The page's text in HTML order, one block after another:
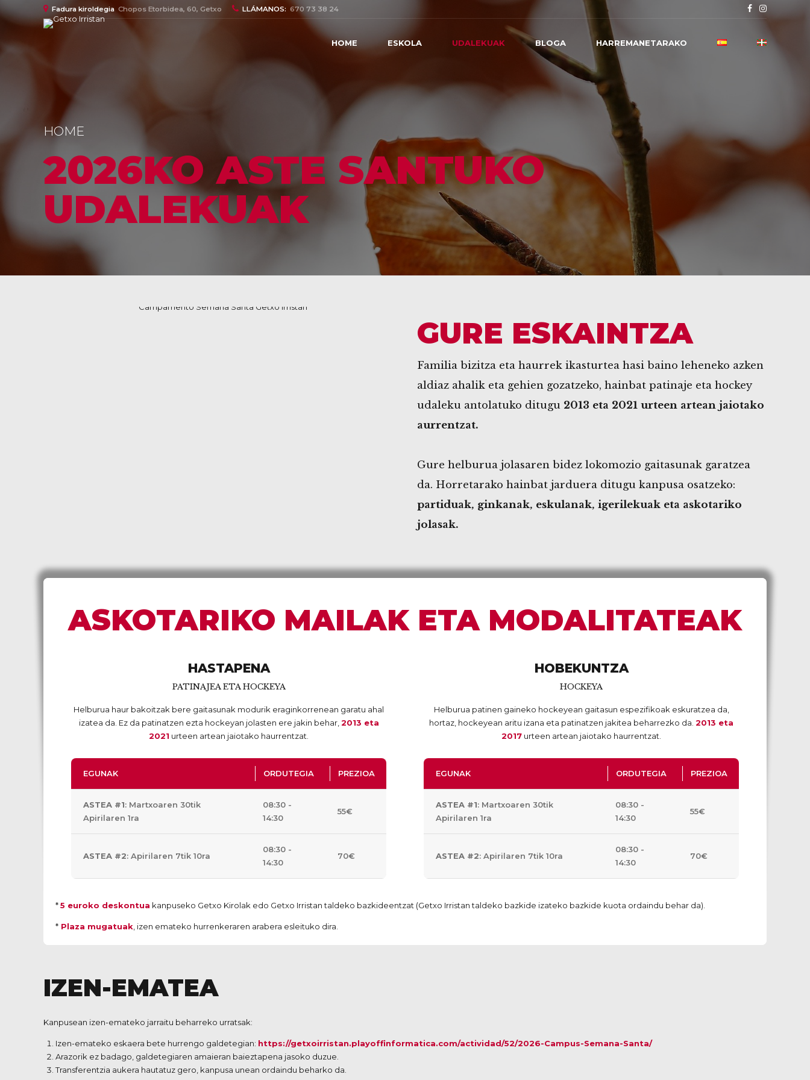
Fadura kiroldegia Chopos Etorbidea, 60, Getxo LLÁMANOS: 670 73 38 24
HOME ESKOLA UDALEKUAK BLOGA HARREMANETARAKO
HOME
2026KO ASTE SANTUKO
UDALEKUAK
GURE ESKAINTZA
Familia bizitza eta haurrek ikasturtea hasi baino leheneko azken
aldiaz ahalik eta gehien gozatzeko, hainbat patinaje eta hockey
udaleku antolatuko ditugu 2013 eta 2021 urteen artean jaiotako
aurrentzat.
Gure helburua jolasaren bidez lokomozio gaitasunak garatzea
da. Horretarako hainbat jarduera ditugu kanpusa osatzeko:
partiduak, ginkanak, eskulanak, igerilekuak eta askotariko
jolasak.
ASKOTARIKO MAILAK ETA MODALITATEAK
HASTAPENA
PATINAJEA ETA HOCKEYA
Helburua haur bakoitzak bere gaitasunak modurik eraginkorrenean garatu ahal
izatea da. Ez da patinatzen ezta hockeyan jolasten ere jakin behar, 2013 eta
2021 urteen artean jaiotako haurrentzat.
EGUNAK ORDUTEGIA PREZIOA
ASTEA #1: Martxoaren 30tik
Apirilaren 1ra
08:30 -
14:30
55€
ASTEA #2: Apirilaren 7tik 10ra
08:30 -
14:30
70€
HOBEKUNTZA
HOCKEYA
Helburua patinen gaineko hockeyean gaitasun espezifikoak eskuratzea da,
hortaz, hockeyean aritu izana eta patinatzen jakitea beharrezko da. 2013 eta
2017 urteen artean jaiotako haurrentzat.
EGUNAK ORDUTEGIA PREZIOA
ASTEA #1: Martxoaren 30tik
Apirilaren 1ra
08:30 -
14:30
55€
ASTEA #2: Apirilaren 7tik 10ra
08:30 -
14:30
70€
*5 euroko deskontua kanpuseko Getxo Kirolak edo Getxo Irristan taldeko bazkideentzat (Getxo Irristan taldeko bazkide izateko bazkide kuota ordaindu behar da).
* Plaza mugatuak , izen emateko hurrenkeraren arabera esleituko dira.
IZEN-EMATEA
Kanpusean izen-emateko jarraitu beharreko urratsak:
Izen-emateko eskaera bete hurrengo galdetegian: https://getxoirristan.playoffinformatica.com/actividad/52/2026-Campus-Semana-Santa/
Arazorik ez badago, galdetegiaren amaieran baieztapena jasoko duzue.
Transferentzia aukera hautatuz gero, kanpusa unean ordaindu beharko da.